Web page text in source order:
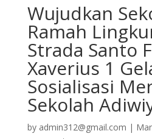
Wujudkan
Ramah
Strada Santo
Xaverius 1
Sosialisasi
Sekolah
by admin312@gmail.com |